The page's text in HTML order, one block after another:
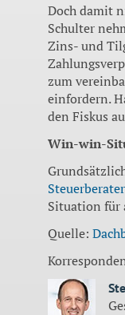
Doch damit
Schulter
Zins- und
zum
einfordern.
den Fiskus
Win-win-
Situation für
Quelle: